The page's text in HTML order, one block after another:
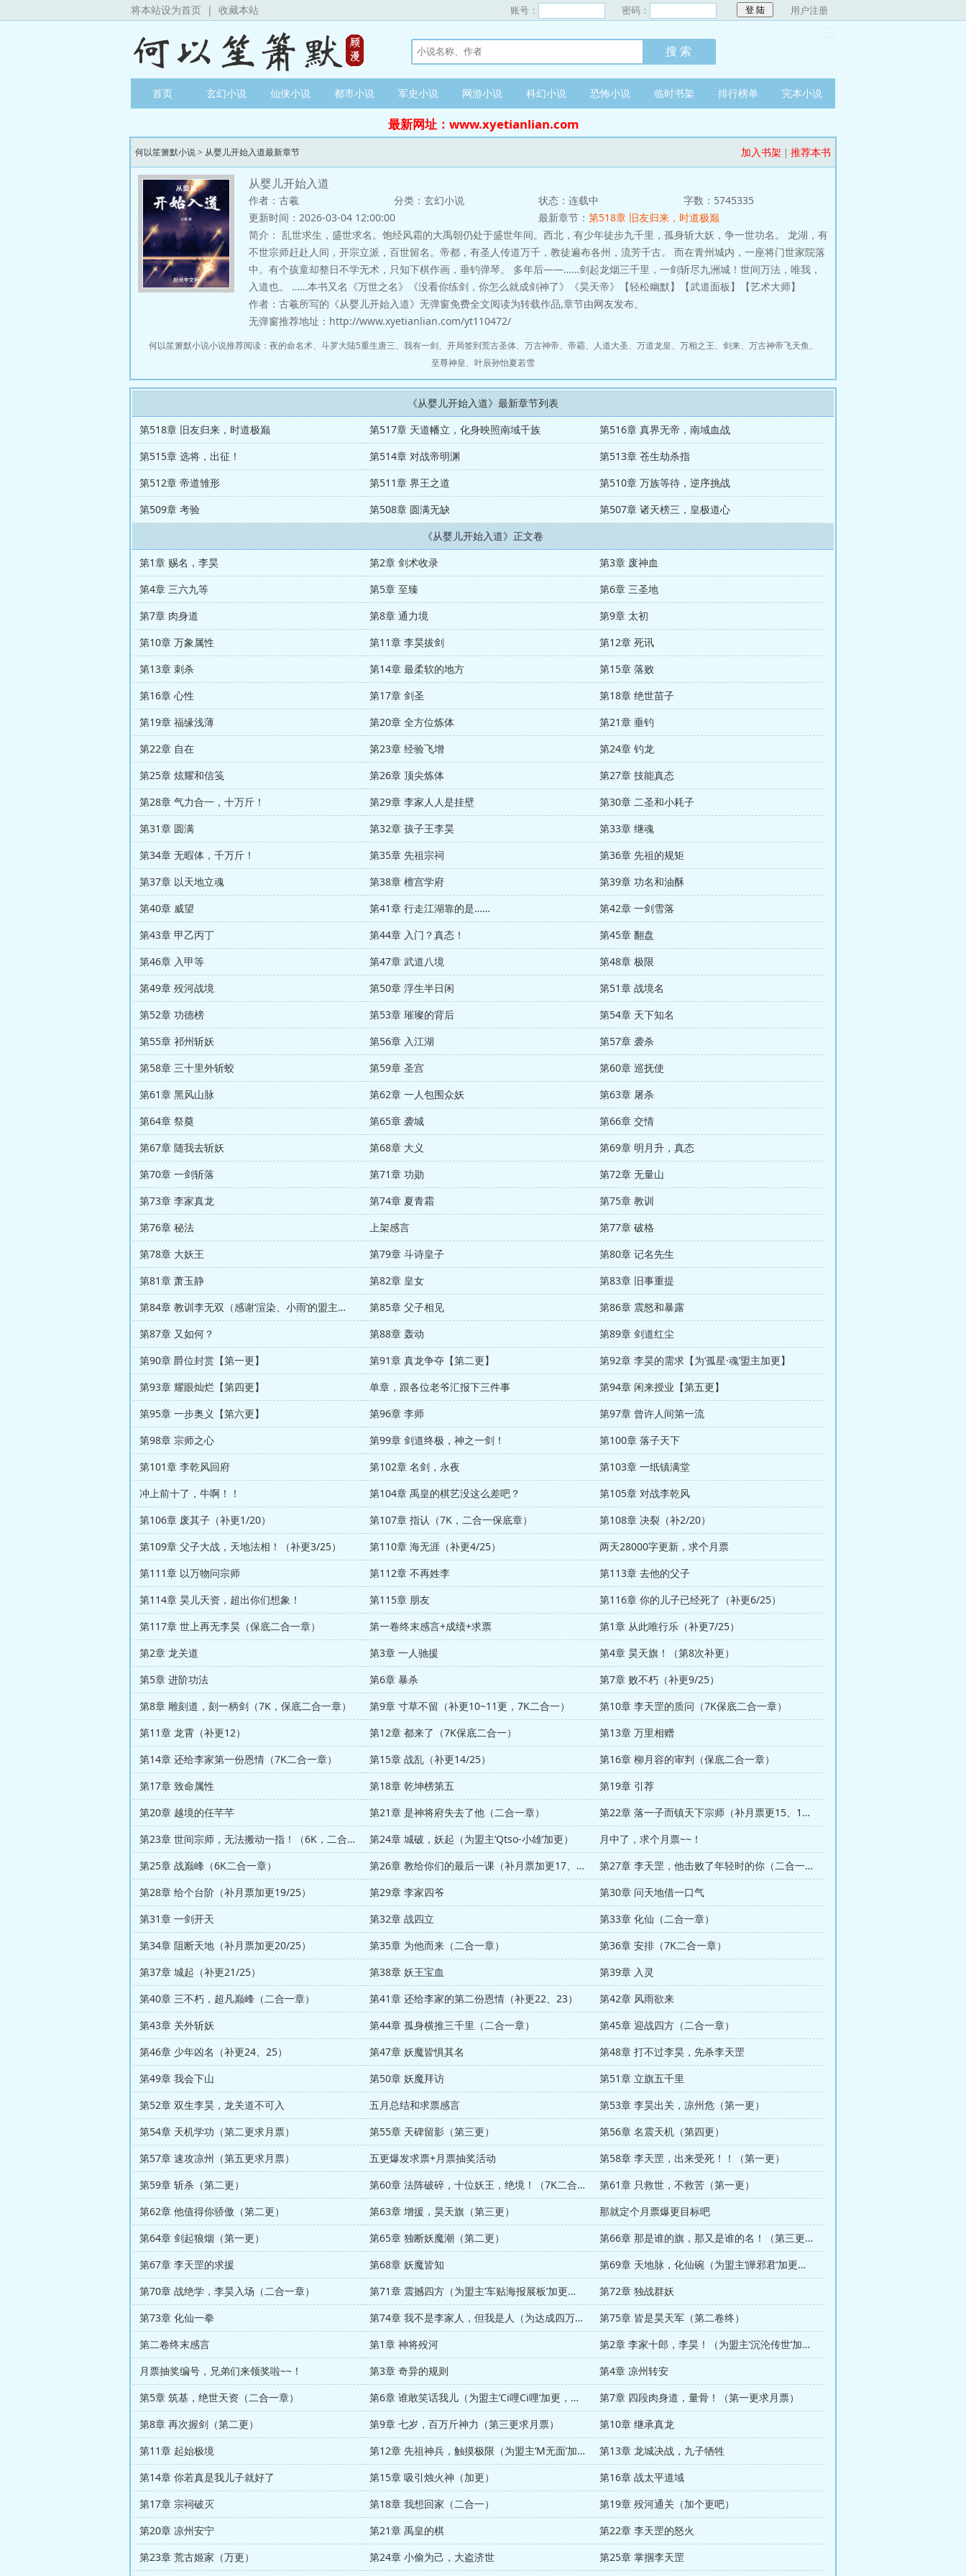
将本站设为首页 | 收藏本站 账号： 密码： 用户注册
首页 玄幻小说 仙侠小说 都市小说 军史小说 网游小说 科幻小说 恐怖小说 临时书架 排行榜单 完本小说
最新网址：www.xyetianlian.com
何以笙箫默小说> 从婴儿开始入道最新章节 加入书架 | 推荐本书
从婴儿开始入道
作者：古羲 分类：玄幻小说 状态：连载中
字数：5745335
更新时间：2026-03-04 12:00:00
最新章节： 第518章 旧友归来，时道极巅
简介： 乱世求生，盛世求名。饱经风霜的大禹朝仍处于盛世年间。西北，有少年徒步九千里，孤身斩大妖，争一世功名。 龙湖，有
不世宗师赶赴人间，开宗立派，百世留名。帝都，有圣人传道万千，教徒遍布各州，流芳千古。 而在青州城内，一座将门世家院落
中。有个孩童却整日不学无术，只知下棋作画，垂钓弹琴。 多年后——……剑起龙烟三千里，一剑斩尽九洲城！世间万法，唯我，
入道也。 ……本书又名《万世之名》《没看你练剑，你怎么就成剑神了》《昊天帝》【轻松幽默】【武道面板】【艺术大师】
作者：古羲所写的《从婴儿开始入道》无弹窗免费全文阅读为转载作品,章节由网友发布。
无弹窗推荐地址：http://www.xyetianlian.com/yt110472/
何以笙箫默小说小说推荐阅读： 夜的命名术、 斗罗大陆5重生唐三、 我有一剑、 开局签到荒古圣体、 万古神帝、 帝霸、 人道大圣、 万道龙皇、 万相之王、 剑来、 万古神帝飞天鱼、
至尊神皇、 叶辰孙怡夏若雪
《从婴儿开始入道》最新章节列表
第518章 旧友归来，时道极巅
第517章 天道幡立，化身映照南域千族
第516章 真界无帝，南域血战
第515章 选将，出征！
第514章 对战帝明渊
第513章 苍生劫杀指
第512章 帝道雏形
第511章 界王之道
第510章 万族等待，逆序挑战
第509章 考验
第508章 圆满无缺
第507章 诸天榜三，皇极道心
《从婴儿开始入道》正文卷
第1章 赐名，李昊
第2章 剑术收录
第3章 废神血
第4章 三六九等
第5章 至臻
第6章 三圣地
第7章 肉身道
第8章 通力境
第9章 太初
第10章 万象属性
第11章 李昊拔剑
第12章 死讯
第13章 刺杀
第14章 最柔软的地方
第15章 落败
第16章 心性
第17章 剑圣
第18章 绝世苗子
第19章 福缘浅薄
第20章 全方位炼体
第21章 垂钓
第22章 自在
第23章 经验飞增
第24章 钓龙
第25章 炫耀和信笺
第26章 顶尖炼体
第27章 技能真态
第28章 气力合一，十万斤！
第29章 李家人人是挂壁
第30章 二圣和小耗子
第31章 圆满
第32章 孩子王李昊
第33章 继魂
第34章 无暇体，千万斤！
第35章 先祖宗祠
第36章 先祖的规矩
第37章 以天地立魂
第38章 檀宫学府
第39章 功名和油酥
第40章 威望
第41章 行走江湖靠的是……
第42章 一剑雪落
第43章 甲乙丙丁
第44章 入门？真态！
第45章 翻盘
第46章 入甲等
第47章 武道八境
第48章 极限
第49章 殁河战境
第50章 浮生半日闲
第51章 战境名
第52章 功德榜
第53章 璀璨的背后
第54章 天下知名
第55章 祁州斩妖
第56章 入江湖
第57章 袭杀
第58章 三十里外斩蛟
第59章 圣宫
第60章 巡抚使
第61章 黑风山脉
第62章 一人包围众妖
第63章 屠杀
第64章 祭奠
第65章 袭城
第66章 交情
第67章 随我去斩妖
第68章 大义
第69章 明月升，真态
第70章 一剑斩落
第71章 功勋
第72章 无量山
第73章 李家真龙
第74章 夏青霜
第75章 教训
第76章 秘法
上架感言
第77章 破格
第78章 大妖王
第79章 斗诗皇子
第80章 记名先生
第81章 萧玉静
第82章 皇女
第83章 旧事重提
第84章 教训李无双（感谢‘渲染、小雨’的盟主赏）
第85章 父子相见
第86章 震怒和暴露
第87章 又如何？
第88章 轰动
第89章 剑道红尘
第90章 爵位封赏【第一更】
第91章 真龙争夺【第二更】
第92章 李昊的需求【为‘孤星·魂’盟主加更】
第93章 耀眼灿烂【第四更】
单章，跟各位老爷汇报下三件事
第94章 闲来授业【第五更】
第95章 一步奥义【第六更】
第96章 李师
第97章 曾许人间第一流
第98章 宗师之心
第99章 剑道终极，神之一剑！
第100章 落子天下
第101章 李乾风回府
第102章 名剑，永夜
第103章 一纸镇满堂
冲上前十了，牛啊！！
第104章 禹皇的棋艺没这么差吧？
第105章 对战李乾风
第106章 废其子（补更1/20）
第107章 指认（7K，二合一保底章）
第108章 决裂（补2/20）
第109章 父子大战，天地法相！（补更3/25）
第110章 海无涯（补更4/25）
两天28000字更新，求个月票
第111章 以万物问宗师
第112章 不再姓李
第113章 去他的父子
第114章 昊儿天资，超出你们想象！
第115章 朋友
第116章 你的儿子已经死了（补更6/25）
第117章 世上再无李昊（保底二合一章）
第一卷终末感言+成绩+求票
第1章 从此唯行乐（补更7/25）
第2章 龙关道
第3章 一人驰援
第4章 昊天旗！（第8次补更）
第5章 进阶功法
第6章 暴杀
第7章 败不朽（补更9/25）
第8章 雕刻道，刻一柄剑（7K，保底二合一章）
第9章 寸草不留（补更10~11更，7K二合一）
第10章 李天罡的质问（7K保底二合一章）
第11章 龙霄（补更12）
第12章 都来了（7K保底二合一）
第13章 万里相赠
第14章 还给李家第一份恩情（7K二合一章）
第15章 战乱（补更14/25）
第16章 柳月容的审判（保底二合一章）
第17章 致命属性
第18章 乾坤榜第五
第19章 引荐
第20章 越境的任芊芊
第21章 是神将府失去了他（二合一章）
第22章 落一子而镇天下宗师（补月票更15、16）
第23章 世间宗师，无法搬动一指！（6K，二合一章）
第24章 城破，妖起（为盟主‘Qtso-小雄’加更）
月中了，求个月票~~！
第25章 战巅峰（6K二合一章）
第26章 教给你们的最后一课（补月票加更17、18）
第27章 李天罡，他击败了年轻时的你（二合一保底章）
第28章 给个台阶（补月票加更19/25）
第29章 李家四爷
第30章 问天地借一口气
第31章 一剑开天
第32章 战四立
第33章 化仙（二合一章）
第34章 阻断天地（补月票加更20/25）
第35章 为他而来（二合一章）
第36章 安排（7K二合一章）
第37章 城起（补更21/25）
第38章 妖王宝血
第39章 入灵
第40章 三不朽，超凡巅峰（二合一章）
第41章 还给李家的第二份恩情（补更22、23）
第42章 风雨欲来
第43章 关外斩妖
第44章 孤身横推三千里（二合一章）
第45章 迎战四方（二合一章）
第46章 少年凶名（补更24、25）
第47章 妖魔皆惧其名
第48章 打不过李昊，先杀李天罡
第49章 我会下山
第50章 妖魔拜访
第51章 立旗五千里
第52章 双生李昊，龙关道不可入
五月总结和求票感言
第53章 李昊出关，凉州危（第一更）
第54章 天机学功（第二更求月票）
第55章 天碑留影（第三更）
第56章 名震天机（第四更）
第57章 速攻凉州（第五更求月票）
五更爆发求票+月票抽奖活动
第58章 李天罡，出来受死！！（第一更）
第59章 斩杀（第二更）
第60章 法阵破碎，十位妖王，绝境！（7K二合一章求月票！！）
第61章 只救世，不救苦（第一更）
第62章 他值得你骄傲（第二更）
第63章 增援，昊天旗（第三更）
那就定个月票爆更目标吧
第64章 剑起狼烟（第一更）
第65章 独断妖魔潮（第二更）
第66章 那是谁的旗，那又是谁的名！（第三更，万字章）
第67章 李天罡的求援
第68章 妖魔皆知
第69章 天地脉，化仙碗（为盟主‘皣邪君’加更，感谢鼎力支持）
第70章 战绝学，李昊入场（二合一章）
第71章 震撼四方（为盟主‘车贴海报展板’加更，感谢鼎力支持）
第72章 独战群妖
第73章 化仙一拳
第74章 我不是李家人，但我是人（为达成四万均目标加更，感谢彦祖们！）
第75章 皆是昊天军（第二卷终）
第二卷终末感言
第1章 神将殁河
第2章 李家十郎，李昊！（为盟主‘沉沦传世’加更，感谢支持）
月票抽奖编号，兄弟们来领奖啦~~！
第3章 奇异的规则
第4章 凉州转安
第5章 筑基，绝世天资（二合一章）
第6章 谁敢笑话我儿（为盟主‘Ci哩Ci哩’加更，感谢！）
第7章 四段肉身道，量骨！（第一更求月票）
第8章 再次握剑（第二更）
第9章 七岁，百万斤神力（第三更求月票）
第10章 继承真龙
第11章 起始极境
第12章 先祖神兵，触摸极限（为盟主‘M无面’加更，感谢）
第13章 龙城决战，九子牺牲
第14章 你若真是我儿子就好了
第15章 吸引烛火神（加更）
第16章 战太平道域
第17章 宗祠破灭
第18章 我想回家（二合一）
第19章 殁河通关（加个更吧）
第20章 凉州安宁
第21章 禹皇的棋
第22章 李天罡的怒火
第23章 荒古姬家（万更）
第24章 小偷为己，大盗济世 第25章 掌掴李天罡